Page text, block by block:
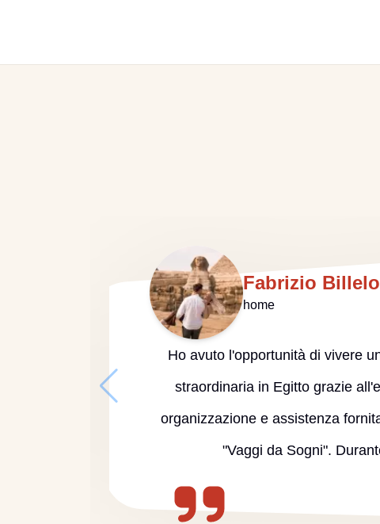
Fabrizio Billelo
home
Ho avuto l'opportunità di vivere
straordinaria in Egitto grazie
organizzazione e assistenza
"Vaggi da Sogni".